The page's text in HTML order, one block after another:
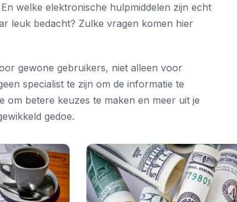
welke elektronische hulpmiddelen zijn echt
leuk bedacht? Zulke vragen komen hier
gewone gebruikers, niet alleen voor
specialist te zijn om de informatie te
om betere keuzes te maken en meer uit je
gedoe.